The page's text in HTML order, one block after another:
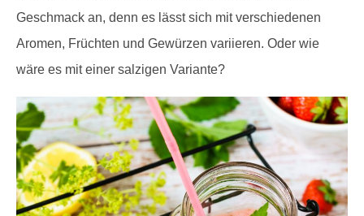
Geschmack an, denn es lässt sich mit verschiedenen
Aromen, Früchten und Gewürzen variieren. Oder wie
wäre es mit einer salzigen Variante?